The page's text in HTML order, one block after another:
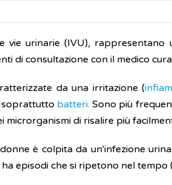
vie urinarie (IVU), rappresentano
di consultazione con il medico
da una irritazione (
soprattutto batteri. Sono più
microrganismi di risalire più
è colpita da un'infezione
ha episodi che si ripetono nel tempo